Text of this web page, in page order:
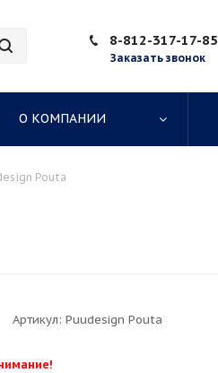
8-812-317-17-85
Заказать звонок
О КОМПАНИИ
Pouta
Артикул: Puudesign Pouta